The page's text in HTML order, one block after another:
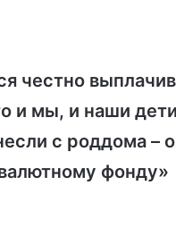
честно
и мы, и наши
с роддома –
фонду»